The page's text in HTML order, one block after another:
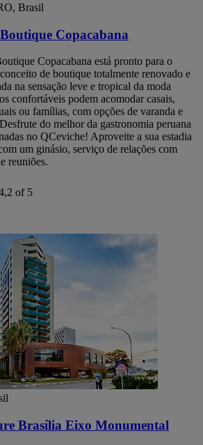
Brasil
Copacabana
Copacabana está pronto para o
de boutique totalmente renovado e
na sensação leve e tropical da moda
confortáveis podem acomodar casais,
ou famílias, com opções de varanda e
do melhor da gastronomia peruana
no QCeviche! Aproveite a sua estadia
um ginásio, serviço de relações com
reuniões.
of 5
Brasília Eixo Monumental